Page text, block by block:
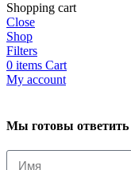
Shopping cart
Close
Shop
Filters
0 items Cart
My account
Мы готовы